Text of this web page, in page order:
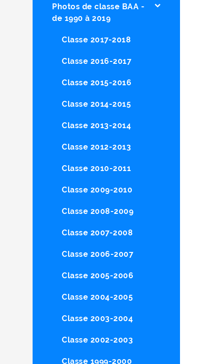
Photos de classe BAA -
de 1990 à 2019
Classe 2017-2018
Classe 2016-2017
Classe 2015-2016
Classe 2014-2015
Classe 2013-2014
Classe 2012-2013
Classe 2010-2011
Classe 2009-2010
Classe 2008-2009
Classe 2007-2008
Classe 2006-2007
Classe 2005-2006
Classe 2004-2005
Classe 2003-2004
Classe 2002-2003
Classe 1999-2000